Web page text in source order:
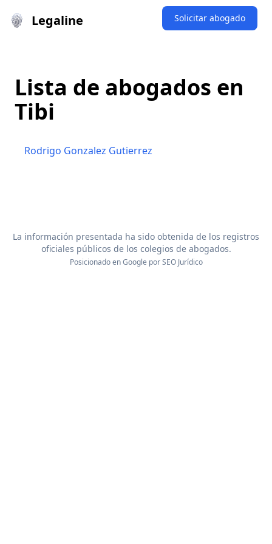
Legaline Solicitar abogado
Lista de abogados en
Tibi
Rodrigo Gonzalez Gutierrez
La información presentada ha sido obtenida de los registros
oficiales públicos de los colegios de abogados.
Posicionado en Google porSEO Jurídico